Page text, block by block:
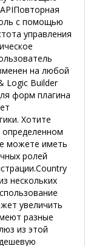
Повторная
с помощью
управления
на любой
Logic Builder
форм плагина
Хотите
определенном
можете иметь
ролей
Country
нескольких
увеличить
разные
из этой